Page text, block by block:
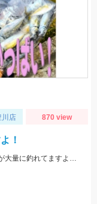
川店 870 view
！
浜名湖内では、サビキがおすすめ！ アジ、イワシが大量に釣れてますよ。 豊川周辺では、ハゼが入れ喰い状態！ 渥美半島側では、マゴチ、ヒラメ、青物 などターゲットが多数回遊中！